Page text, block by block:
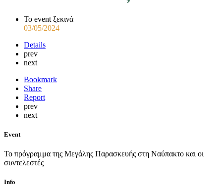
Το event ξεκινά
03/05/2024
Details
prev
next
Bookmark
Share
Report
prev
next
Event
Το πρόγραμμα της Μεγάλης Παρασκευής στη Ναύπακτο και οι
συντελεστές
Info